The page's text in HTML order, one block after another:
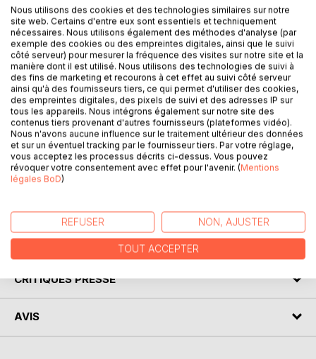
DESCRIPTION
«Poétiquement incorrect» est un recueil dans lequel on
trouvera l'intégralité des chansons et textes de H.Robert,
écrits entre 2008 et 2018. La lecture de ces "poévies"
permet de redécouvrir l'univers de l'artiste sous un autre
jour, pour ceux qui ont apprécié ses chansons. Les autres
pourront percevoir l'humanisme et le vécu qui se dégagent
de ses écrits, avec force, tendresse, humour ou dérision,
AUTEUR(S)
CRITIQUES PRESSE
AVIS
Nous utilisons des cookies et des technologies similaires sur notre
site web. Certains d'entre eux sont essentiels et techniquement
nécessaires. Nous utilisons également des méthodes d'analyse (par
exemple des cookies ou des empreintes digitales, ainsi que le suivi
côté serveur) pour mesurer la fréquence des visites sur notre site et la
manière dont il est utilisé. Nous utilisons des technologies de suivi à
des fins de marketing et recourons à cet effet au suivi côté serveur
ainsi qu'à des fournisseurs tiers, ce qui permet d'utiliser des cookies,
des empreintes digitales, des pixels de suivi et des adresses IP sur
tous les appareils. Nous intégrons également sur notre site des
contenus tiers provenant d'autres fournisseurs (plateformes vidéo).
Nous n'avons aucune influence sur le traitement ultérieur des données
et sur un éventuel tracking par le fournisseur tiers. Par votre réglage,
vous acceptez les processus décrits ci-dessus. Vous pouvez
révoquer votre consentement avec effet pour l'avenir. (Mentions
légales BoD)
REFUSER NON, AJUSTER
TOUT ACCEPTER